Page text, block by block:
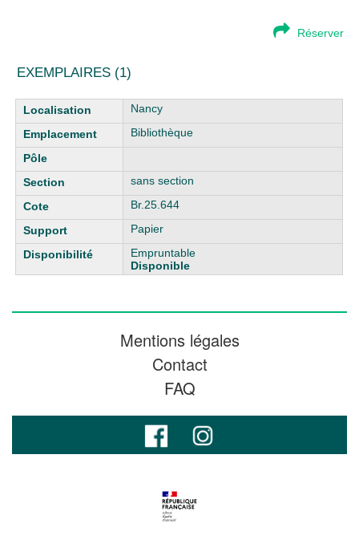
Réserver
EXEMPLAIRES (1)
Liste des exemplaires
Nancy
Bibliothèque
sans section
Br.25.644
Papier
Empruntable
Disponible
Mentions légales
Contact
FAQ